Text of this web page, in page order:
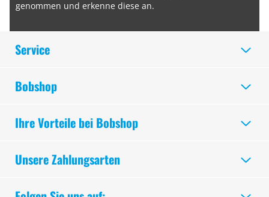
genommen und erkenne diese an.
Service
Bobshop
Ihre Vorteile bei Bobshop
Unsere Zahlungsarten